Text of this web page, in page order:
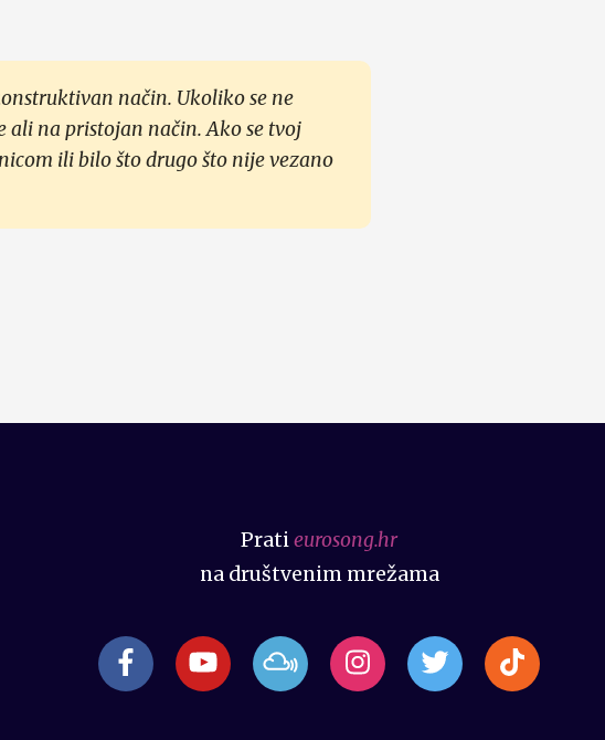
način. Ukoliko se ne
ali na pristojan način. Ako se tvoj
ili bilo što drugo što nije vezano
Pratieurosong.hr
na društvenim mrežama